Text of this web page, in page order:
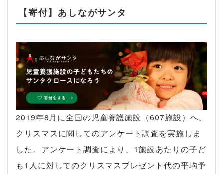
【寄付】あしながサンタ
2019年8月に全国の児童養護施設（607施設）へ、
クリスマスに関してのアンケート調査を実施しま
した。アンケート調査により、1施設あたりの子ど
も1人に対してのクリスマスプレゼント代の平均予